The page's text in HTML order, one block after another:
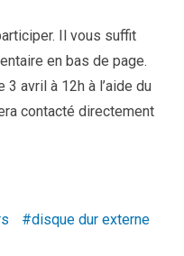
Il vous suffit
en bas de page.
avril à 12h à l’aide du
contacté directement
disque dur externe